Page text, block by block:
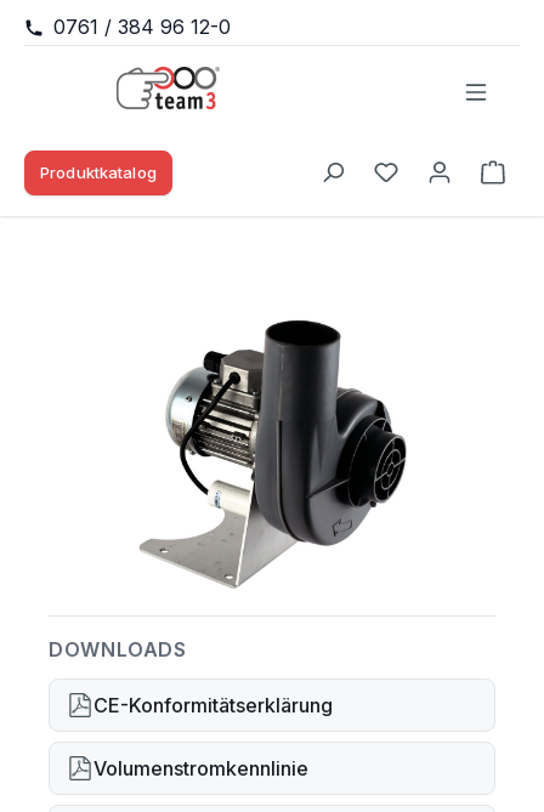
Zum Hauptinhalt springen
0761 / 384 96 12-0
Produktkatalog
Du hast 0
Bildergalerie überspringen
DOWNLOADS
CE-Konformitätserklärung
Volumenstromkennlinie